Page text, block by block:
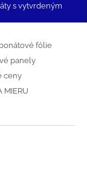
s vytvrdeným
fólie
panely
ceny
MIERU